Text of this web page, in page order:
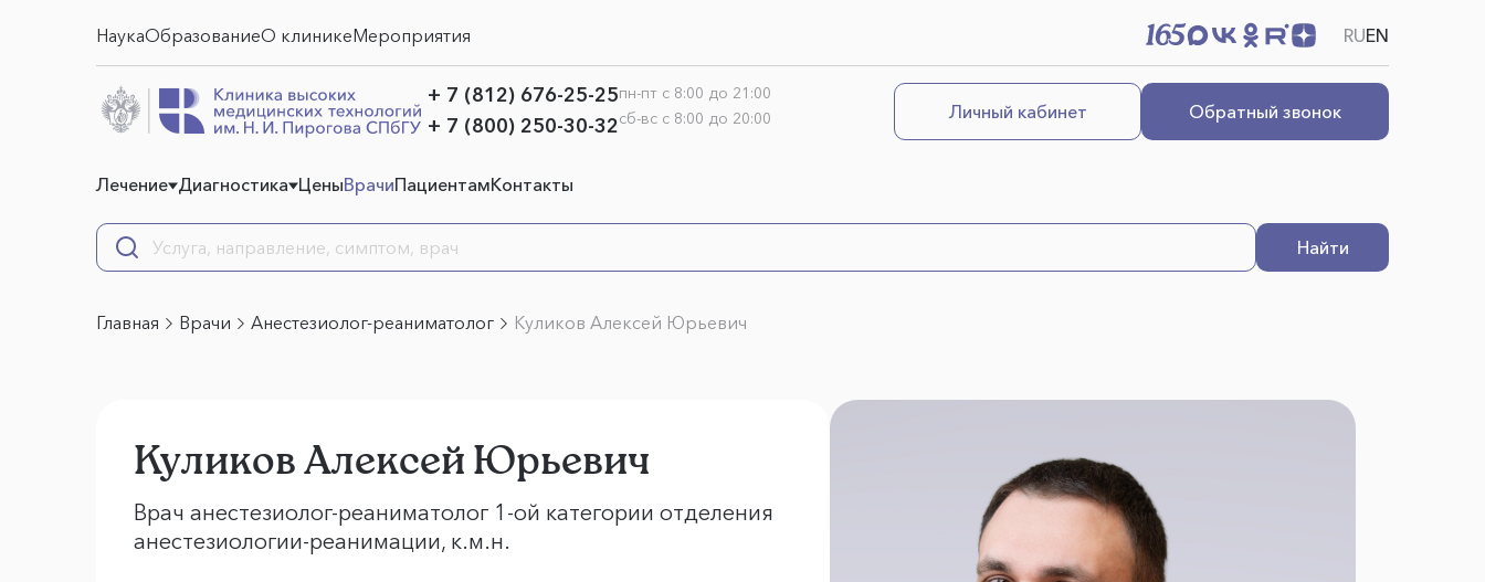
НаукаОбразованиеО клиникеМероприятия RUEN
+ 7 (812) 676-25-25
+ 7 (800) 250-30-32
пн-пт с 8:00 до 21:00
сб-вс с 8:00 до 20:00
Обратный звонок
Личный кабинет
Лечение Диагностика ЦеныВрачиПациентамКонтакты
Найти
Главная Врачи Анестезиолог-реаниматолог Куликов Алексей Юрьевич
Куликов Алексей Юрьевич
Врач анестезиолог-реаниматолог 1-ой категории отделения
анестезиологии-реанимации, к.м.н.